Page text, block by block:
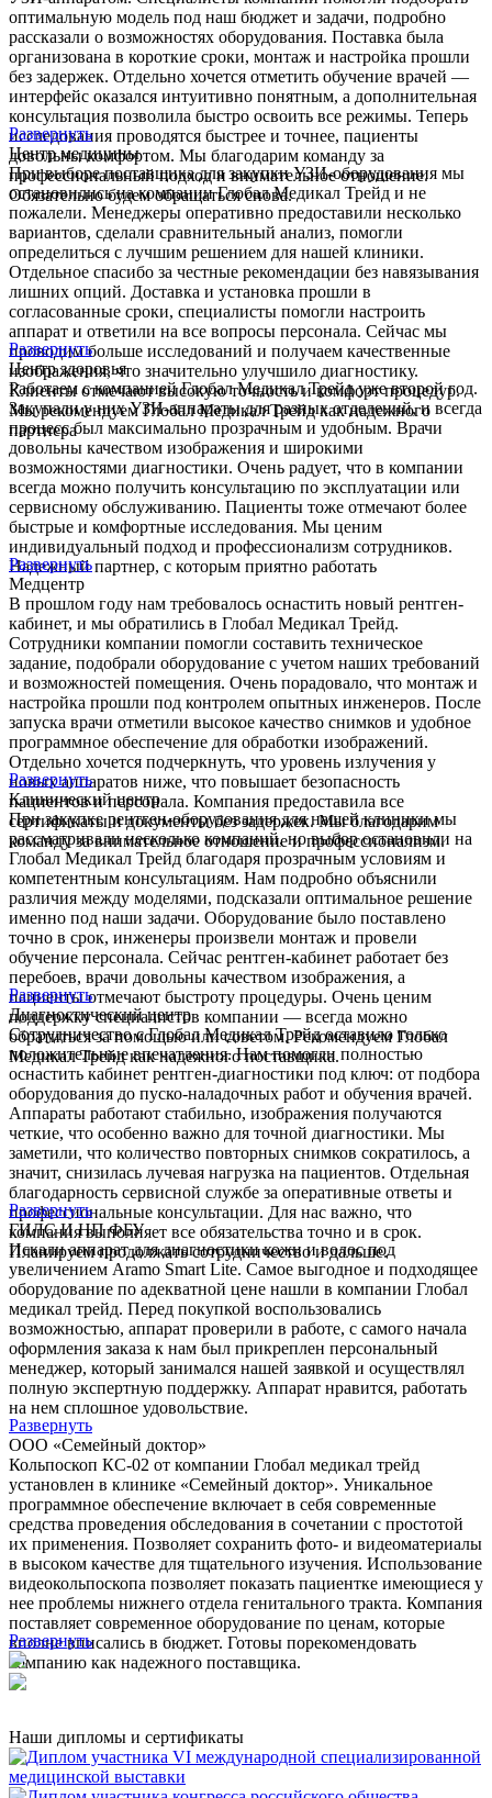
оптимальную модель под наш бюджет и задачи, подробно
рассказали о возможностях оборудования. Поставка была
организована в короткие сроки, монтаж и настройка прошли
без задержек. Отдельно хочется отметить обучение врачей —
интерфейс оказался интуитивно понятным, а дополнительная
консультация позволила быстро освоить все режимы. Теперь
исследования проводятся быстрее и точнее, пациенты
довольны комфортом. Мы благодарим команду за
профессиональный подход и внимательное отношение.
Обязательно будем обращаться снова.
Развернуть
Центр медицины
При выборе поставщика для закупки УЗИ-оборудования мы
остановились на компании Глобал Медикал Трейд и не
пожалели. Менеджеры оперативно предоставили несколько
вариантов, сделали сравнительный анализ, помогли
определиться с лучшим решением для нашей клиники.
Отдельное спасибо за честные рекомендации без навязывания
лишних опций. Доставка и установка прошли в
согласованные сроки, специалисты помогли настроить
аппарат и ответили на все вопросы персонала. Сейчас мы
проводим больше исследований и получаем качественные
изображения, что значительно улучшило диагностику.
Клиенты отмечают высокую точность и комфорт процедур.
Мы рекомендуем Глобал Медикал Трейд как надежного
партнера
Развернуть
Центр здоровья
Работаем с компанией Глобал Медикал Трейд уже второй год.
Закупали у них УЗИ-аппараты для разных отделений, и всегда
процесс был максимально прозрачным и удобным. Врачи
довольны качеством изображения и широкими
возможностями диагностики. Очень радует, что в компании
всегда можно получить консультацию по эксплуатации или
сервисному обслуживанию. Пациенты тоже отмечают более
быстрые и комфортные исследования. Мы ценим
индивидуальный подход и профессионализм сотрудников.
Надежный партнер, с которым приятно работать
Развернуть
Медцентр
В прошлом году нам требовалось оснастить новый рентген-
кабинет, и мы обратились в Глобал Медикал Трейд.
Сотрудники компании помогли составить техническое
задание, подобрали оборудование с учетом наших требований
и возможностей помещения. Очень порадовало, что монтаж и
настройка прошли под контролем опытных инженеров. После
запуска врачи отметили высокое качество снимков и удобное
программное обеспечение для обработки изображений.
Отдельно хочется подчеркнуть, что уровень излучения у
новых аппаратов ниже, что повышает безопасность
пациентов и персонала. Компания предоставила все
сертификаты и документы без задержек. Мы благодарим
команду за внимательное отношение и профессионализм.
Развернуть
Клинический центр
При закупке рентген-оборудования для нашей клиники мы
рассматривали несколько компаний, но выбор остановили на
Глобал Медикал Трейд благодаря прозрачным условиям и
компетентным консультациям. Нам подробно объяснили
различия между моделями, подсказали оптимальное решение
именно под наши задачи. Оборудование было поставлено
точно в срок, инженеры произвели монтаж и провели
обучение персонала. Сейчас рентген-кабинет работает без
перебоев, врачи довольны качеством изображения, а
пациенты отмечают быстроту процедуры. Очень ценим
поддержку специалистов компании — всегда можно
обратиться за помощью или советом. Рекомендуем Глобал
Медикал Трейд как надежного поставщика.
Развернуть
Диагностический центр
Сотрудничество с Глобал Медикал Трейд оставило только
положительные впечатления. Нам помогли полностью
оснастить кабинет рентген-диагностики под ключ: от подбора
оборудования до пуско-наладочных работ и обучения врачей.
Аппараты работают стабильно, изображения получаются
четкие, что особенно важно для точной диагностики. Мы
заметили, что количество повторных снимков сократилось, а
значит, снизилась лучевая нагрузка на пациентов. Отдельная
благодарность сервисной службе за оперативные ответы и
профессиональные консультации. Для нас важно, что
компания выполняет все обязательства точно и в срок.
Планируем продолжать сотрудничество и дальше.
Развернуть
ГИЛС И НП ФБУ
Искали аппарат для диагностики кожи и волос под
увеличением Aramo Smart Lite. Самое выгодное и подходящее
оборудование по адекватной цене нашли в компании Глобал
медикал трейд. Перед покупкой воспользовались
возможностью, аппарат проверили в работе, с самого начала
оформления заказа к нам был прикреплен персональный
менеджер, который занимался нашей заявкой и осуществлял
полную экспертную поддержку. Аппарат нравится, работать
на нем сплошное удовольствие.
Развернуть
ООО «Семейный доктор»
Кольпоскоп КС-02 от компании Глобал медикал трейд
установлен в клинике «Семейный доктор». Уникальное
программное обеспечение включает в себя современные
средства проведения обследования в сочетании с простотой
их применения. Позволяет сохранить фото- и видеоматериалы
в высоком качестве для тщательного изучения. Использование
видеокольпоскопа позволяет показать пациентке имеющиеся у
нее проблемы нижнего отдела генитального тракта. Компания
поставляет современное оборудование по ценам, которые
вполне вписались в бюджет. Готовы порекомендовать
компанию как надежного поставщика.
Развернуть
Наши дипломы и сертификаты